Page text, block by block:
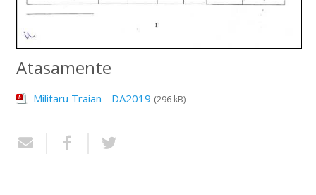
Atasamente
Militaru Traian - DA2019 (296 kB)